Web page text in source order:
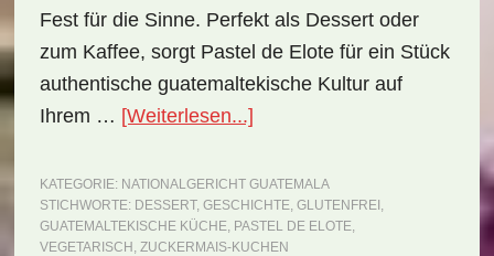
Fest für die Sinne. Perfekt als Dessert oder
zum Kaffee, sorgt Pastel de Elote für ein Stück
authentische guatemaltekische Kultur auf
Ihrem … [Weiterlesen...]ÜberNationalgericht
Pastel
de
Elote
KATEGORIE: NATIONALGERICHT GUATEMALA
STICHWORTE: DESSERT, GESCHICHTE, GLUTENFREI ,
GUATEMALTEKISCHE KÜCHE, PASTEL DE ELOTE,
VEGETARISCH , ZUCKERMAIS-KUCHEN